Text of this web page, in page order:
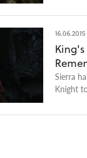
sein.
16.06.2015
Sierra
Knight